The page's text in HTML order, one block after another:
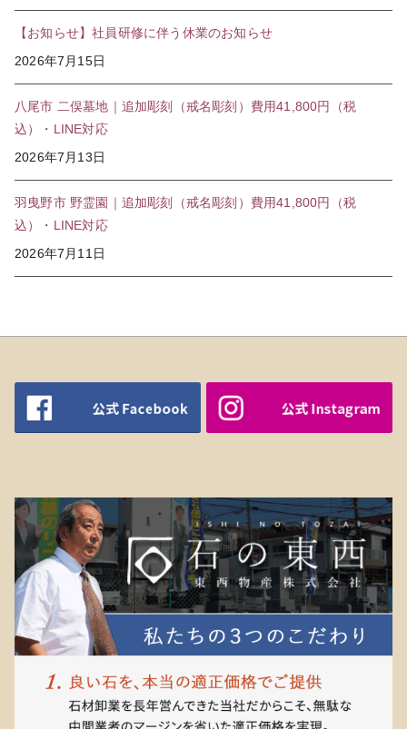
【お知らせ】社員研修に伴う休業のお知らせ
2026年7月15日
八尾市 二俣墓地｜追加彫刻（戒名彫刻）費用41,800円（税
込）・LINE対応
2026年7月13日
羽曳野市 野霊園｜追加彫刻（戒名彫刻）費用41,800円（税
込）・LINE対応
2026年7月11日